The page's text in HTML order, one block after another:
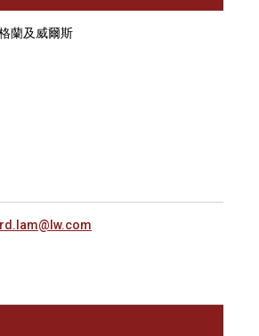
蘭及威爾斯